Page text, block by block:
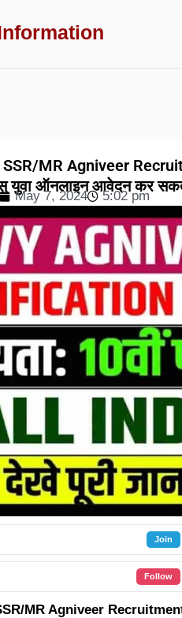
MR Agniveer
युवा ऑनलाइन आवेदन कर
May 7, 2024 5:02 pm
Join
Follow
MR Agniveer